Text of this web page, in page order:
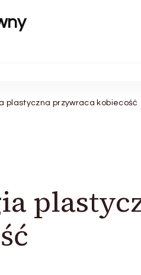
plastyczna przywraca kobiecość